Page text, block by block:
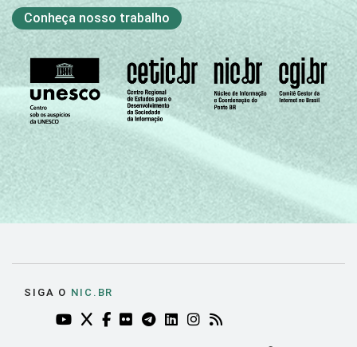
Conheça nosso trabalho
SIGA O NIC.BR
YOUTUBE DO NIC.BR (ABRE EM NOVA ABA)
TWITTER DO NIC.BR (ABRE EM NOVA ABA)
FACEBOOK DO NIC.BR (ABRE EM NOVA
FLICKR DO NIC.BR (ABRE EM NOVA
TELEGRAM DO NIC.BR (ABRE EM
LINKEDIN DO NIC.BR (ABRE
INSTAGRAM DO NIC.BR
RSS DO NIC.BR (ABRE